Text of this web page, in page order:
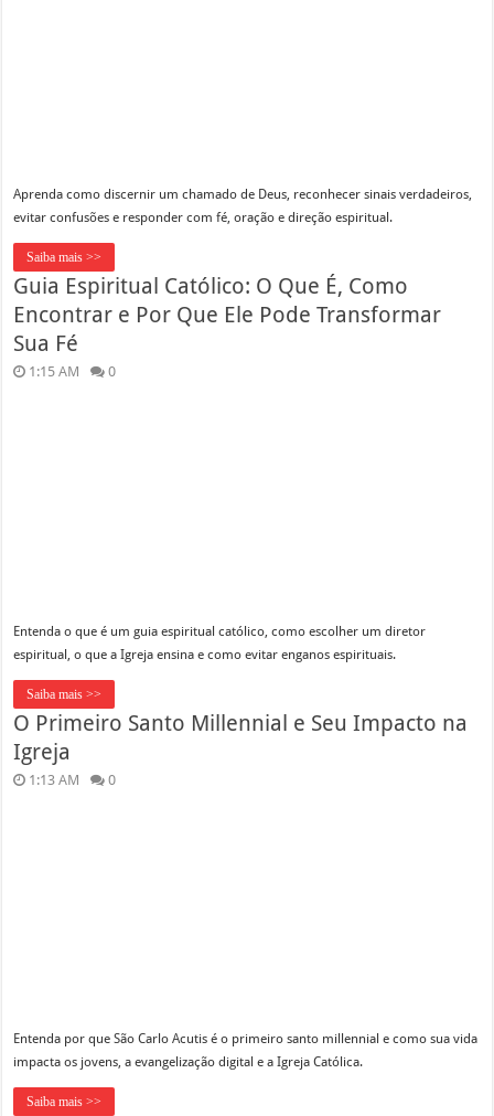
Aprenda como discernir um chamado de Deus, reconhecer sinais verdadeiros,
evitar confusões e responder com fé, oração e direção espiritual.
Saiba mais >>
Guia Espiritual Católico: O Que É, Como
Encontrar e Por Que Ele Pode Transformar
Sua Fé
1:15 AM 0
Entenda o que é um guia espiritual católico, como escolher um diretor
espiritual, o que a Igreja ensina e como evitar enganos espirituais.
Saiba mais >>
O Primeiro Santo Millennial e Seu Impacto na
Igreja
1:13 AM 0
Entenda por que São Carlo Acutis é o primeiro santo millennial e como sua vida
impacta os jovens, a evangelização digital e a Igreja Católica.
Saiba mais >>